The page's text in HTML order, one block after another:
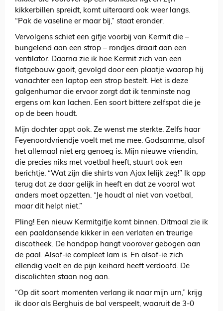
kikkerbillen spreidt, komt uiteraard ook weer langs.
“Pak de vaseline er maar bij,” staat eronder.
Vervolgens schiet een gifje voorbij van Kermit die –
bungelend aan een strop – rondjes draait aan een
ventilator. Daarna zie ik hoe Kermit zich van een
flatgebouw gooit, gevolgd door een plaatje waarop hij
vanachter een laptop een strop bestelt. Het is deze
galgenhumor die ervoor zorgt dat ik tenminste nog
ergens om kan lachen. Een soort bittere zelfspot die je
op de been houdt.
Mijn dochter appt ook. Ze wenst me sterkte. Zelfs haar
Feyenoordvriendje voelt met me mee. Godsamme, alsof
het allemaal niet erg genoeg is. Mijn nieuwe vriendin,
die precies niks met voetbal heeft, stuurt ook een
berichtje. “Wat zijn die shirts van Ajax lelijk zeg!” Ik app
terug dat ze daar gelijk in heeft en dat ze vooral wat
anders moet opzetten. “Je houdt al niet van voetbal,
maar dit helpt niet.”
Pling! Een nieuw Kermitgifje komt binnen. Ditmaal zie ik
een paaldansende kikker in een verlaten en treurige
discotheek. De handpop hangt voorover gebogen aan
de paal. Alsof-ie compleet lam is. En alsof-ie zich
ellendig voelt en de pijn keihard heeft verdoofd. De
discolichten staan nog aan.
“Op dit soort momenten verlang ik naar mijn urn,” krijg
ik door als Berghuis de bal verspeelt, waaruit de 3-0